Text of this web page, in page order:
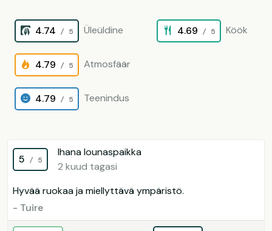
4.74 / 5 Üleüldine 4.69 / 5 Köök
4.79 / 5 Atmosfäär
4.79 / 5 Teenindus
5 / 5
Ihana lounaspaikka
2 kuud tagasi
Hyvää ruokaa ja miellyttävä ympäristö.
- Tuire